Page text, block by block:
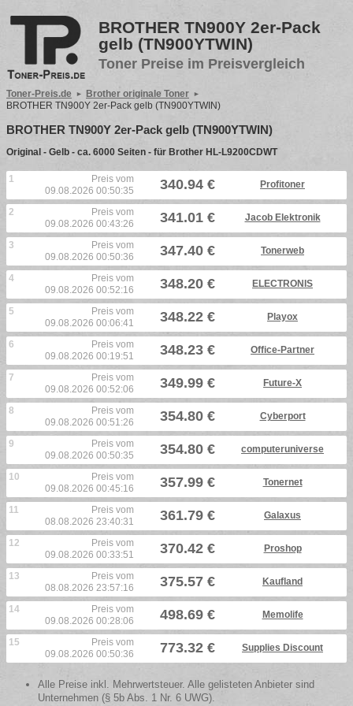
BROTHER TN900Y 2er-Pack
gelb (TN900YTWIN)
Toner Preise im Preisvergleich
Toner-Preis.de
Brother originale Toner
BROTHER TN900Y 2er-Pack gelb (TN900YTWIN)
BROTHER TN900Y 2er-Pack gelb (TN900YTWIN)
Original - Gelb - ca. 6000 Seiten - für Brother HL-L9200CDWT
1
Preis vom
09.08.2026 00:50:35
340.94 € Profitoner
2
Preis vom
09.08.2026 00:43:26
341.01 € Jacob Elektronik
3
Preis vom
09.08.2026 00:50:36
347.40 € Tonerweb
4
Preis vom
09.08.2026 00:52:16
348.20 € ELECTRONIS
5
Preis vom
09.08.2026 00:06:41
348.22 € Playox
6
Preis vom
09.08.2026 00:19:51
348.23 € Office-Partner
7
Preis vom
09.08.2026 00:52:06
349.99 € Future-X
8
Preis vom
09.08.2026 00:51:26
354.80 € Cyberport
9
Preis vom
09.08.2026 00:50:35
354.80 € computeruniverse
10
Preis vom
09.08.2026 00:45:16
357.99 € Tonernet
11
Preis vom
08.08.2026 23:40:31
361.79 € Galaxus
12
Preis vom
09.08.2026 00:33:51
370.42 € Proshop
13
Preis vom
08.08.2026 23:57:16
375.57 € Kaufland
14
Preis vom
09.08.2026 00:28:06
498.69 € Memolife
15
Preis vom
09.08.2026 00:50:36
773.32 € Supplies Discount
Alle Preise inkl. Mehrwertsteuer. Alle gelisteten Anbieter sind
Unternehmen (§ 5b Abs. 1 Nr. 6 UWG).